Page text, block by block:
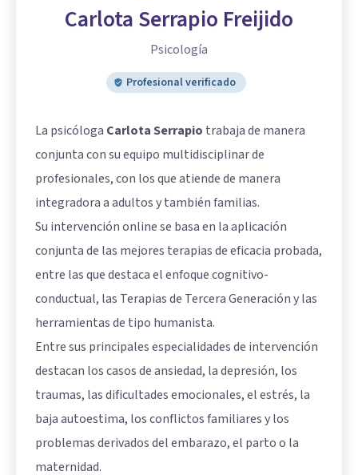
Carlota Serrapio Freijido
Psicología
Profesional verificado
La psicóloga Carlota Serrapio trabaja de manera
conjunta con su equipo multidisciplinar de
profesionales, con los que atiende de manera
integradora a adultos y también familias.
Su intervención online se basa en la aplicación
conjunta de las mejores terapias de eficacia probada,
entre las que destaca el enfoque cognitivo-
conductual, las Terapias de Tercera Generación y las
herramientas de tipo humanista.
Entre sus principales especialidades de intervención
destacan los casos de ansiedad, la depresión, los
traumas, las dificultades emocionales, el estrés, la
baja autoestima, los conflictos familiares y los
problemas derivados del embarazo, el parto o la
maternidad.